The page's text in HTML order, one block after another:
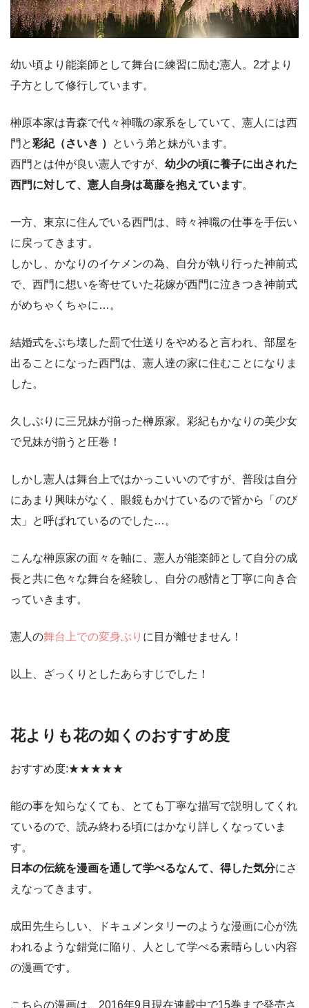
幼い頃より能楽師として舞台に練習に励む憲人。2才より
子方として修行しています。
榊原本家は青森で代々神職の家系をしていて、憲人には西
門と彩紀（さいき ）
という弟と妹がいます。
西門とは仲が良い憲人ですが、 幼少の頃に養子に出された
西門に対して、憲人自身は葛藤を抱えています。
一方、東京に住んでいる西門は、時々神職の仕事を手伝い
に戻ってきます。
しかし、かなりのイケメンの為、自分が執り行った神前式
で、西門に想いを寄せていた花嫁が西門に泣きつき神前式
がめちゃくちゃに…。
結婚式をぶち壊した罰で仕送りをやめると言われ、部屋を
出ることになった西門は、憲人達の家に住むことになりま
した。
久しぶりに三兄妹が揃った榊原家。彩紀もかなりの美少女
で兄妹が揃うと圧巻！
しかし憲人は舞台上ではかっこいいのですが、普段は自分
にあまり興味がなく、眼鏡もかけているので皆から「のび
太」と呼ばれているのでした…。
こんな榊原家の面々を軸に、憲人が能楽師として自分の成
長と共に色々な舞台を経験し、自分の感情と丁寧に向き合
っていきます。
憲人の舞台上での変身ぶり に目が離せません！
以上、ざっくりとしたあらすじでした！
花よりも花の如くのおすすめ度
おすすめ度:★★★★★
能の事を知らなくても、とても丁寧な描写で説明してくれ
ているので、読み終わる頃にはかなり詳しくなっていま
す。
日本の伝統を漫画を通して学べるなんて、得した気分にさ
えなってきます。
成田先生らしい、ドキュメンタリーのような漫画に心が洗
われるような錯覚に陥り、人として学べる素晴らしい内容
の漫画です。
こちらの漫画は、2016年9月現在連載中で15巻まで発売さ